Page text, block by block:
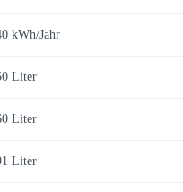
kWh/Jahr
Liter
Liter
Liter